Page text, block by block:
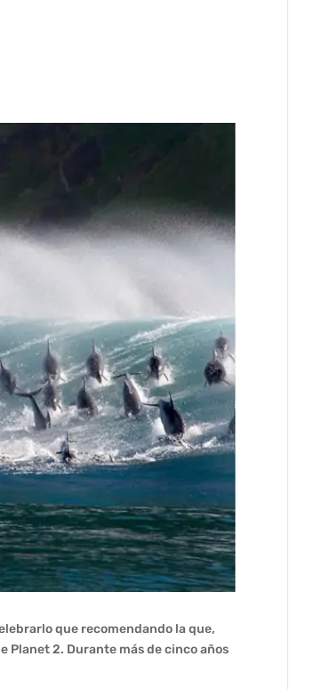
que recomendando la que,
Planet 2. Durante más de cinco años